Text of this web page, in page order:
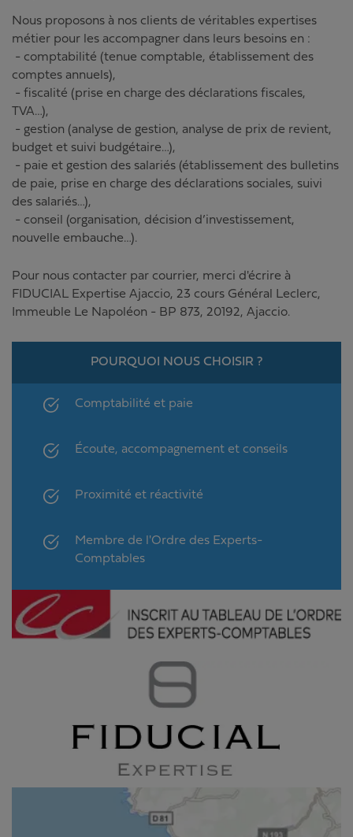
Nous proposons à nos clients de véritables expertises
métier pour les accompagner dans leurs besoins en :
- comptabilité (tenue comptable, établissement des
comptes annuels),
- fiscalité (prise en charge des déclarations fiscales,
TVA…),
- gestion (analyse de gestion, analyse de prix de revient,
budget et suivi budgétaire…),
- paie et gestion des salariés (établissement des bulletins
de paie, prise en charge des déclarations sociales, suivi
des salariés…),
- conseil (organisation, décision d’investissement,
nouvelle embauche…).
Pour nous contacter par courrier, merci d'écrire à
FIDUCIAL Expertise Ajaccio, 23 cours Général Leclerc,
Immeuble Le Napoléon - BP 873, 20192, Ajaccio.
POURQUOI NOUS CHOISIR ?
Comptabilité et paie
Écoute, accompagnement et conseils
Proximité et réactivité
Membre de l'Ordre des Experts-
Comptables